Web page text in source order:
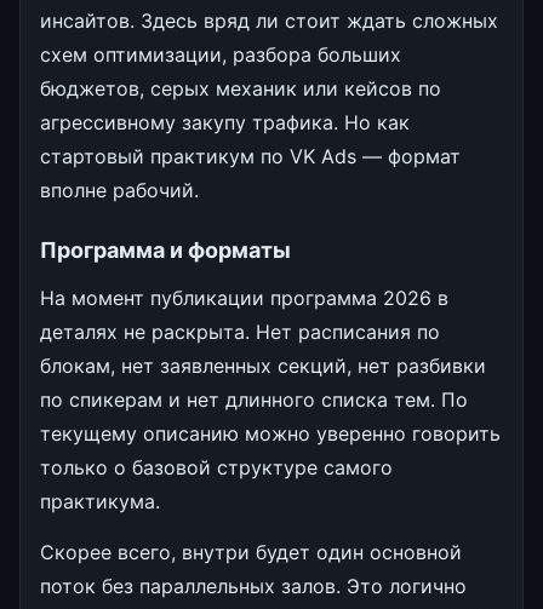
инсайтов. Здесь вряд ли стоит ждать сложных
схем оптимизации, разбора больших
бюджетов, серых механик или кейсов по
агрессивному закупу трафика. Но как
стартовый практикум по VK Ads — формат
вполне рабочий.
Программа и форматы
На момент публикации программа 2026 в
деталях не раскрыта. Нет расписания по
блокам, нет заявленных секций, нет разбивки
по спикерам и нет длинного списка тем. По
текущему описанию можно уверенно говорить
только о базовой структуре самого
практикума.
Скорее всего, внутри будет один основной
поток без параллельных залов. Это логично